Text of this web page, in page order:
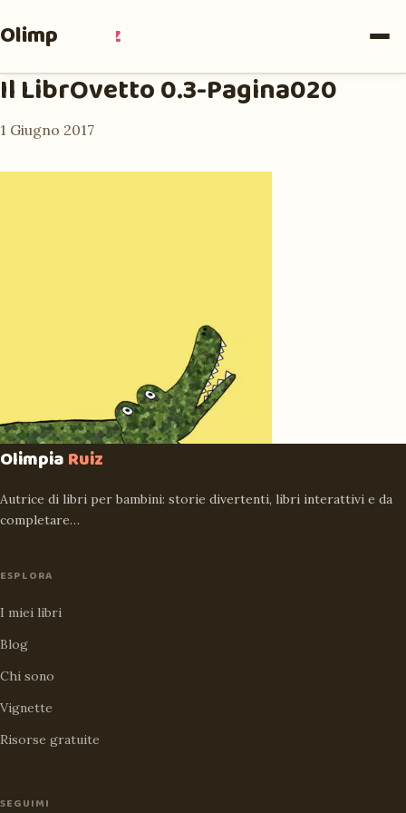
Olimpia Ruiz
Il LibrOvetto 0.3-Pagina020
1 Giugno 2017
OlimpiaRuiz
Autrice di libri per bambini: storie divertenti, libri interattivi e da
completare…
ESPLORA
I miei libri
Blog
Chi sono
Vignette
Risorse gratuite
SEGUIMI